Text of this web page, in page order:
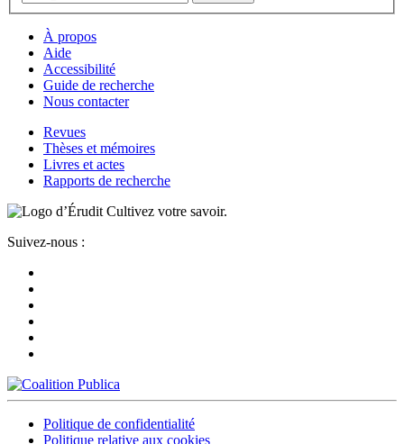
À propos
Aide
Accessibilité
Guide de recherche
Nous contacter
Revues
Thèses et mémoires
Livres et actes
Rapports de recherche
Cultivez votre savoir.
Suivez-nous :
Politique de confidentialité
Politique relative aux cookies